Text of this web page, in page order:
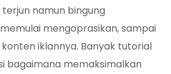
namun bingung
mengoprasikan, sampai
iklannya. Banyak tutorial
bagaimana memaksimalkan